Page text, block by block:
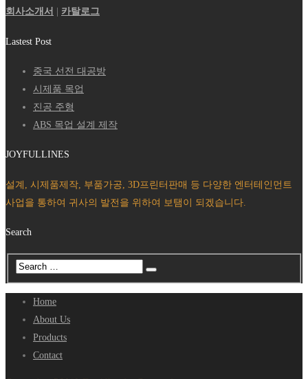
회사소개서
카탈로그
Lastest Post
중국 선전 대공방
시제품 목업
진공 주형
ABS 목업 설계 제작
JOYFULLINES
설계, 시제품제작, 부품가공, 3D프린터판매 등 다양한 엔터테인먼트
사업을 통하여 귀사의 발전을 위하여 보탬이 되겠습니다.
Search
Home
About Us
Products
Contact